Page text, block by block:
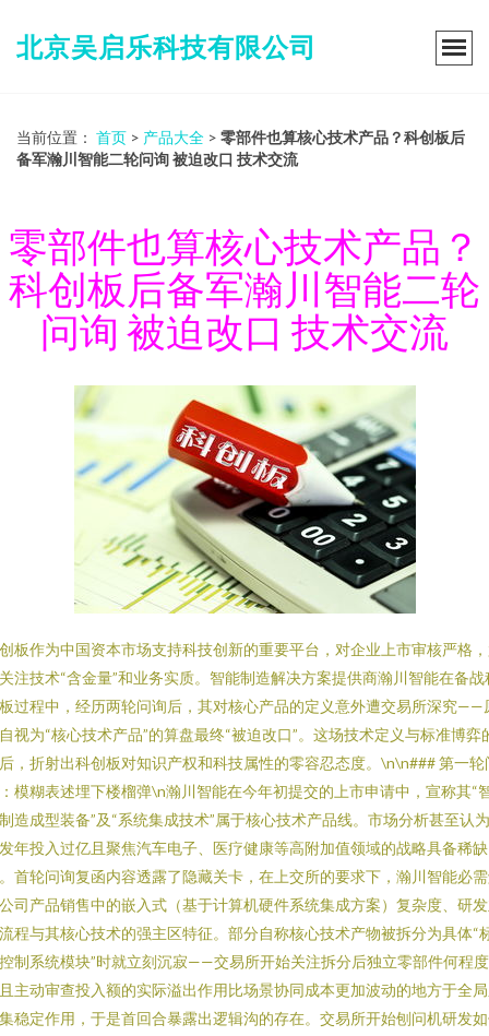
北京吴启乐科技有限公司
当前位置： 首页 > 产品大全 > 零部件也算核心技术产品？科创板后
备军瀚川智能二轮问询 被迫改口 技术交流
零部件也算核心技术产品？
科创板后备军瀚川智能二轮
问询 被迫改口 技术交流
板作为中国资本市场支持科技创新的重要平台，对企业上市审核严格
注技术“含金量”和业务实质。智能制造解决方案提供商瀚川智能在备战
过程中，经历两轮问询后，其对核心产品的定义意外遭交易所深究——
视为“核心技术产品”的算盘最终“被迫改口”。这场技术定义与标准博弈
，折射出科创板对知识产权和科技属性的零容忍态度。\n\n### 第一轮
模糊表述埋下楼榴弹\n瀚川智能在今年初提交的上市申请中，宣称其“
造成型装备”及“系统集成技术”属于核心技术产品线。市场分析甚至认
年投入过亿且聚焦汽车电子、医疗健康等高附加值领域的战略具备稀缺
首轮问询复函内容透露了隐藏关卡，在上交所的要求下，瀚川智能必
司产品销售中的嵌入式（基于计算机硬件系统集成方案）复杂度、研
程与其核心技术的强主区特征。部分自称核心技术产物被拆分为具体“
制系统模块”时就立刻沉寂——交易所开始关注拆分后独立零部件何程
主动审查投入额的实际溢出作用比场景协同成本更加波动的地方于全
稳定作用，于是首回合暴露出逻辑沟的存在。交易所开始刨问机研发